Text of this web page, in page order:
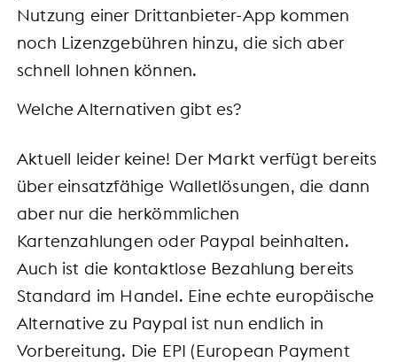
Nutzung einer Drittanbieter-App kommen
noch Lizenzgebühren hinzu, die sich aber
schnell lohnen können.
Welche Alternativen gibt es?
Aktuell leider keine! Der Markt verfügt bereits
über einsatzfähige Walletlösungen, die dann
aber nur die herkömmlichen
Kartenzahlungen oder Paypal beinhalten.
Auch ist die kontaktlose Bezahlung bereits
Standard im Handel. Eine echte europäische
Alternative zu Paypal ist nun endlich in
Vorbereitung. Die EPI (European Payment